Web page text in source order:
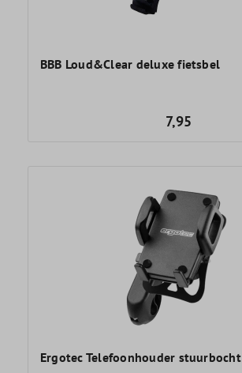
BBB Loud&Clear deluxe fietsbel
7,95
Ergotec Telefoonhouder stuurbocht